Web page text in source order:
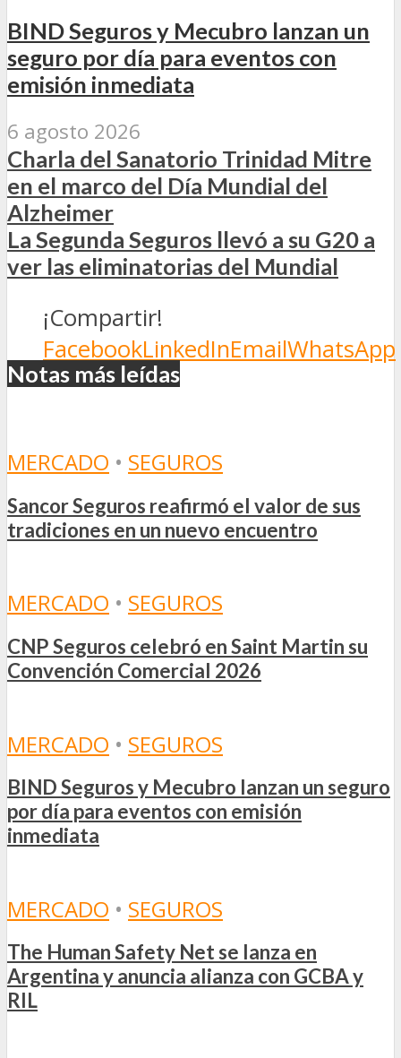
BIND Seguros y Mecubro lanzan un
seguro por día para eventos con
emisión inmediata
6 agosto 2026
Charla del Sanatorio Trinidad Mitre
en el marco del Día Mundial del
Alzheimer
La Segunda Seguros llevó a su G20 a
ver las eliminatorias del Mundial
¡Compartir!
FacebookLinkedInEmailWhatsApp
Notas más leídas
MERCADO • SEGUROS
Sancor Seguros reafirmó el valor de sus
tradiciones en un nuevo encuentro
MERCADO • SEGUROS
CNP Seguros celebró en Saint Martin su
Convención Comercial 2026
MERCADO • SEGUROS
BIND Seguros y Mecubro lanzan un seguro
por día para eventos con emisión
inmediata
MERCADO • SEGUROS
The Human Safety Net se lanza en
Argentina y anuncia alianza con GCBA y
RIL